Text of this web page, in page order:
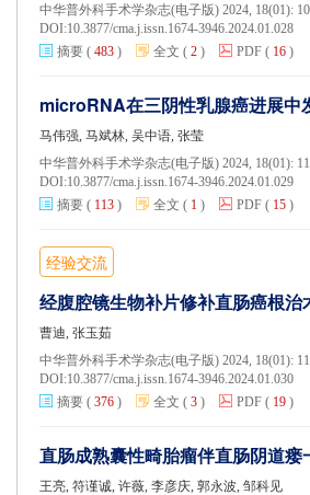
中华普外科手术学杂志(电子版) 2024, 18(01):
DOI:10.3877/cma.j.issn.1674-3946.2024.01.028
摘要 ( 483 ) 全文 ( 2 ) PDF ( 16 )
microRNA在三阴性乳腺癌进展中
马伟强, 马斌林, 吴中语, 张莹
中华普外科手术学杂志(电子版) 2024, 18(01):
DOI:10.3877/cma.j.issn.1674-3946.2024.01.029
摘要 ( 113 ) 全文 ( 1 ) PDF ( 15 )
经验交流
经腹腔镜生物补片修补直肠癌根治
曹迪, 张玉茹
中华普外科手术学杂志(电子版) 2024, 18(01):
DOI:10.3877/cma.j.issn.1674-3946.2024.01.030
摘要 ( 376 ) 全文 ( 3 ) PDF ( 19 )
直肠成熟囊性畸胎瘤伴直肠阴道瘘
王亮, 符谨诚, 许薇, 李彦庆, 郭永波, 邹科见